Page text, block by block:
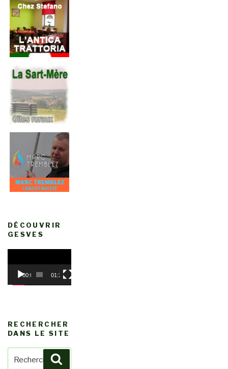
DÉCOUVRIR
GESVES
vidéo
00:00 01:21
RECHERCHER
DANS LE SITE